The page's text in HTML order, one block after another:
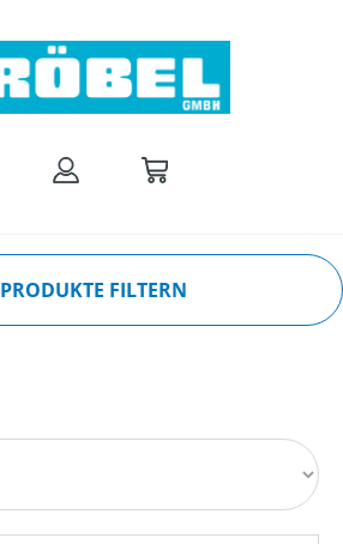
PRODUKTE FILTERN